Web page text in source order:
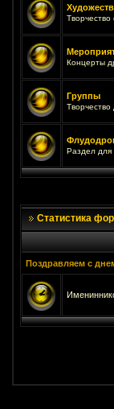
Концерты
Группы
Творчество
Раздел для
Статистика
Поздравляем с